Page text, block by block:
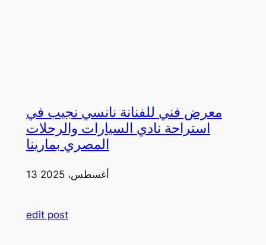
معرض فني للفنانة نانسي نجيب في
استراحة نادي السيارات والرحلات
المصري بمارينا
13 أغسطس، 2025
edit post